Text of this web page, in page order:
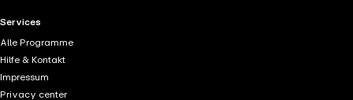
RTL+ useful links.
Services
Alle Programme
Hilfe & Kontakt
Impressum
Privacy center